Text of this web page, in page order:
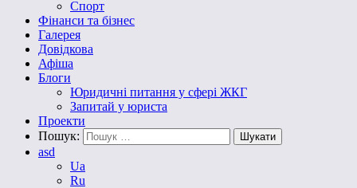
Спорт
Фінанси та бізнес
Галерея
Довідкова
Афіша
Блоги
Юридичні питання у сфері ЖКГ
Запитай у юриста
Проекти
Пошук:
asd
Ua
Ru